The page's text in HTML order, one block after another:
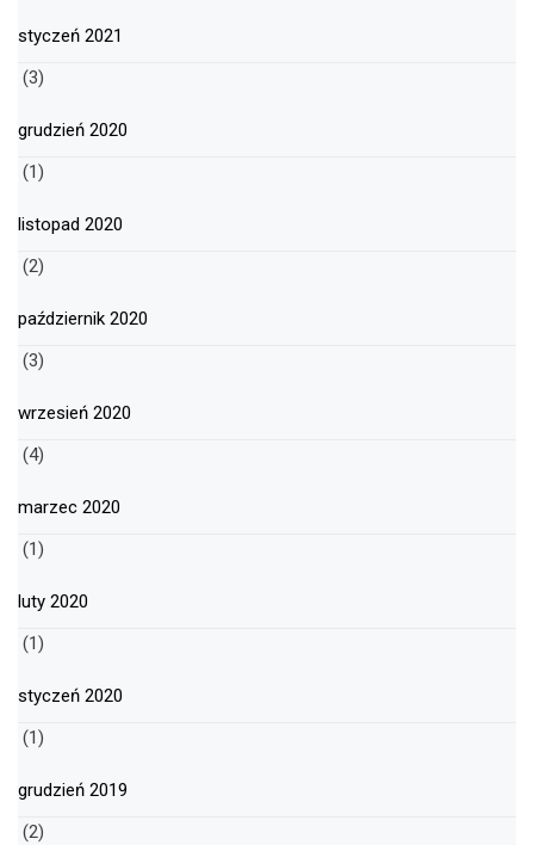
styczeń 2021
(3)
grudzień 2020
(1)
listopad 2020
(2)
październik 2020
(3)
wrzesień 2020
(4)
marzec 2020
(1)
luty 2020
(1)
styczeń 2020
(1)
grudzień 2019
(2)